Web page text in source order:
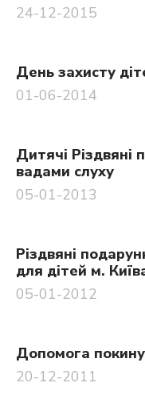
24-12-2015
День захисту
01-06-2014
Дитячі Різдвяні
вадами слуху
05-01-2013
Різдвяні
для дітей м.
05-01-2012
Допомога
20-12-2011